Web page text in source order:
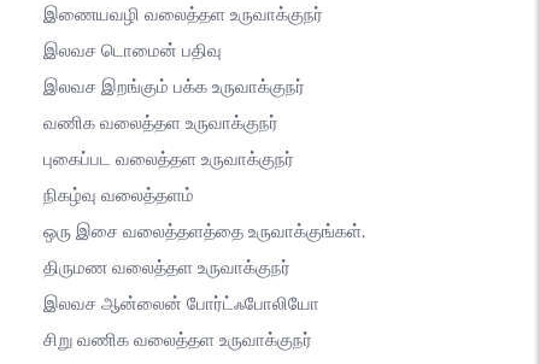
இணையவழி வலைத்தள உருவாக்குநர்
இலவச டொமைன் பதிவு
இலவச இறங்கும் பக்க உருவாக்குநர்
வணிக வலைத்தள உருவாக்குநர்
புகைப்பட வலைத்தள உருவாக்குநர்
நிகழ்வு வலைத்தளம்
ஒரு இசை வலைத்தளத்தை உருவாக்குங்கள்.
திருமண வலைத்தள உருவாக்குநர்
இலவச ஆன்லைன் போர்ட்ஃபோலியோ
சிறு வணிக வலைத்தள உருவாக்குநர்